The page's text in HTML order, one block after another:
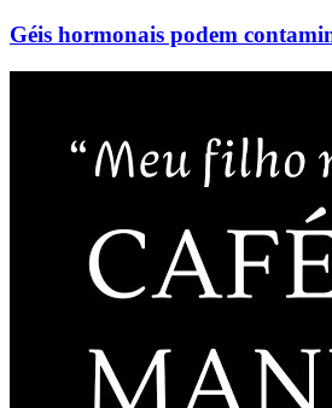
Géis hormonais podem